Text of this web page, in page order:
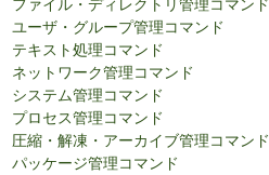
ユーザ・グループ管理コマンド
テキスト処理コマンド
ネットワーク管理コマンド
システム管理コマンド
プロセス管理コマンド
圧縮・解凍・アーカイブ管理コマンド
パッケージ管理コマンド